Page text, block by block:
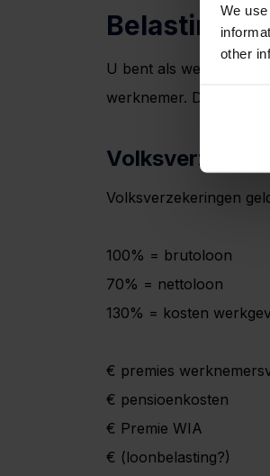
We
other
Belastingen
U bent als werkgever
werknemer. Deze
Volksverzekeringen
100% = brutoloon
70% = nettoloon
130% = kosten
€ premies
€ pensioenkosten
€ Premie WIA
€ (loonbelasting?)